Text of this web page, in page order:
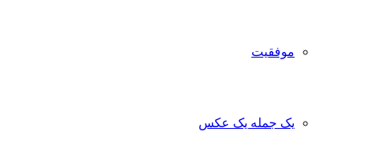
موفقیت
یک جمله یک عکس